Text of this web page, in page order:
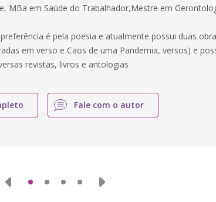
MBa em Saúde do Trabalhador,Mestre em
é pela poesia e atualmente possui duas
em verso e Caos de uma Pandemia, versos) e
revistas, livros e antologias
Fale com o autor